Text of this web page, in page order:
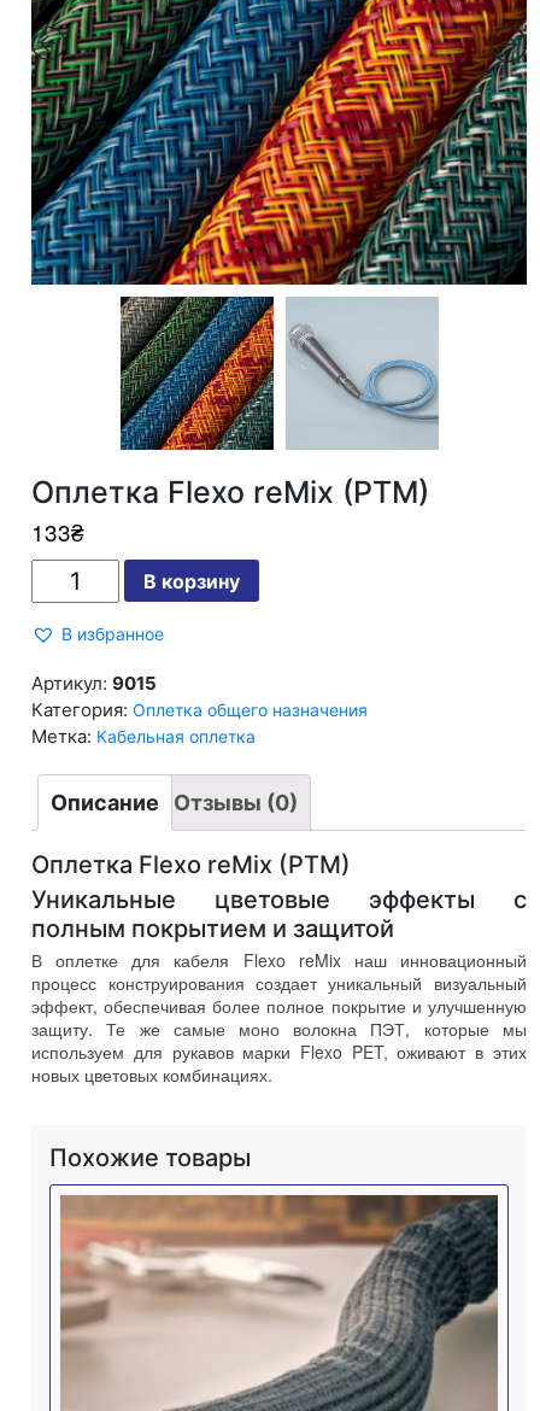
Оплетка Flexo reMix (PTM)
133₴
Flexo
(PTM)
В корзину
В избранное
Артикул:9015
Категория:Оплетка общего назначения
Метка: Кабельная оплетка
Описание Отзывы (0)
Оплетка Flexo reMix (PTM)
Уникальные цветовые эффекты с
полным покрытием и защитой
В оплетке для кабеля Flexo reMix наш инновационный
процесс конструирования создает уникальный визуальный
эффект, обеспечивая более полное покрытие и улучшенную
защиту. Те же самые моно волокна ПЭТ, которые мы
используем для рукавов марки Flexo PET, оживают в этих
новых цветовых комбинациях.
Похожие товары